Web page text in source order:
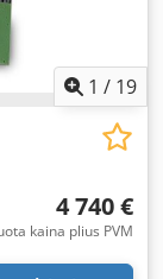
–
kaina: 16
EUR kursą
1 / 19
4 740 €
kaina plius PVM